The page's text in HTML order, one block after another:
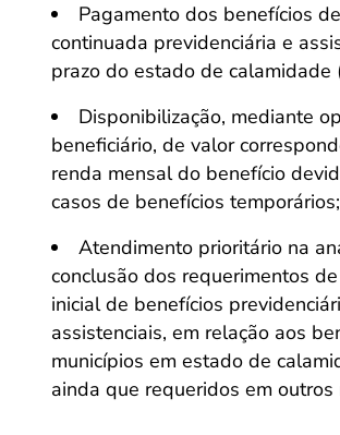
Pagamento dos benefícios
continuada previdenciária e
prazo do estado de calamidade
Disponibilização, mediante
beneficiário, de valor
renda mensal do benefício
casos de benefícios temporários;
Atendimento prioritário na
conclusão dos requerimentos de
inicial de benefícios
assistenciais, em relação aos
municípios em estado de
ainda que requeridos em outros